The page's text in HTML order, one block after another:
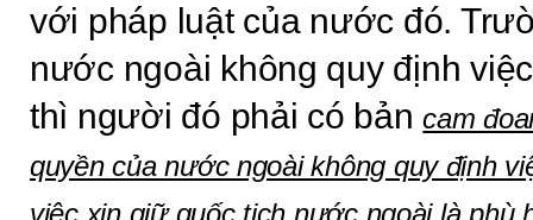
với pháp luật của nước đó.
nước ngoài không quy định
thì người đó phải có bảncam
quyền của nước ngoài không quy định
việc xin giữ quốc tịch nước ngoài là phù